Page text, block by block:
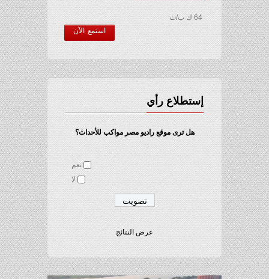
64 ك ب/ث
استمع الآن
إستطلاع رأي
هل ترى موقع راديو مصر مواكب للأحداث؟
نعم
لا
عرض النتائج